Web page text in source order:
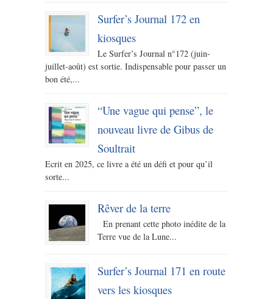
Surfer’s Journal 172 en
kiosques
Le Surfer’s Journal n°172 (juin-
juillet-août) est sortie. Indispensable pour passer un
bon été,...
“Une vague qui pense”, le
nouveau livre de Gibus de
Soultrait
Ecrit en 2025, ce livre a été un défi et pour qu’il
sorte...
Rêver de la terre
En prenant cette photo inédite de la
Terre vue de la Lune...
Surfer’s Journal 171 en route
vers les kiosques